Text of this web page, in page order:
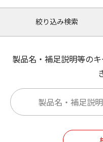
絞り込み検索
製品名・補足説明等の